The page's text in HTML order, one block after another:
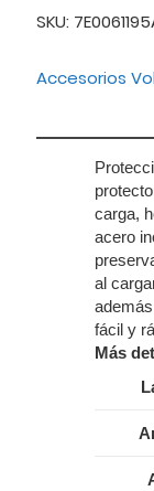
SKU:
Accesorios
carga,
acero
al
fácil y
Más